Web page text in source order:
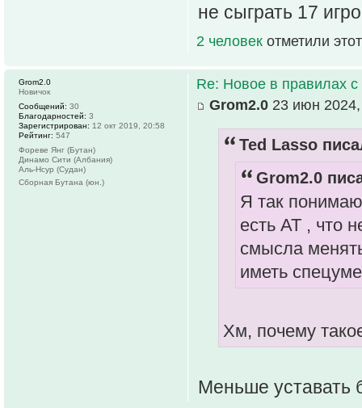
не сыграть 17
2 человек отметили
Re: Новое в правилах с
Grom2.0 23 июн
Ted Lasso
Grom2.0
Я так
есть АТ , что
смысла
иметь
Хм, почему
Меньше уставать
Grom2.0
Новичок
Сообщений: 30
Благодарностей: 3
Зарегистрирован: 12 окт 2019, 20:58
Рейтинг: 547
Фореве Янг (Бутан)
Динамо Сити (Албания)
Аль-Нсур (Судан)
Сборная Бутана (юн.)